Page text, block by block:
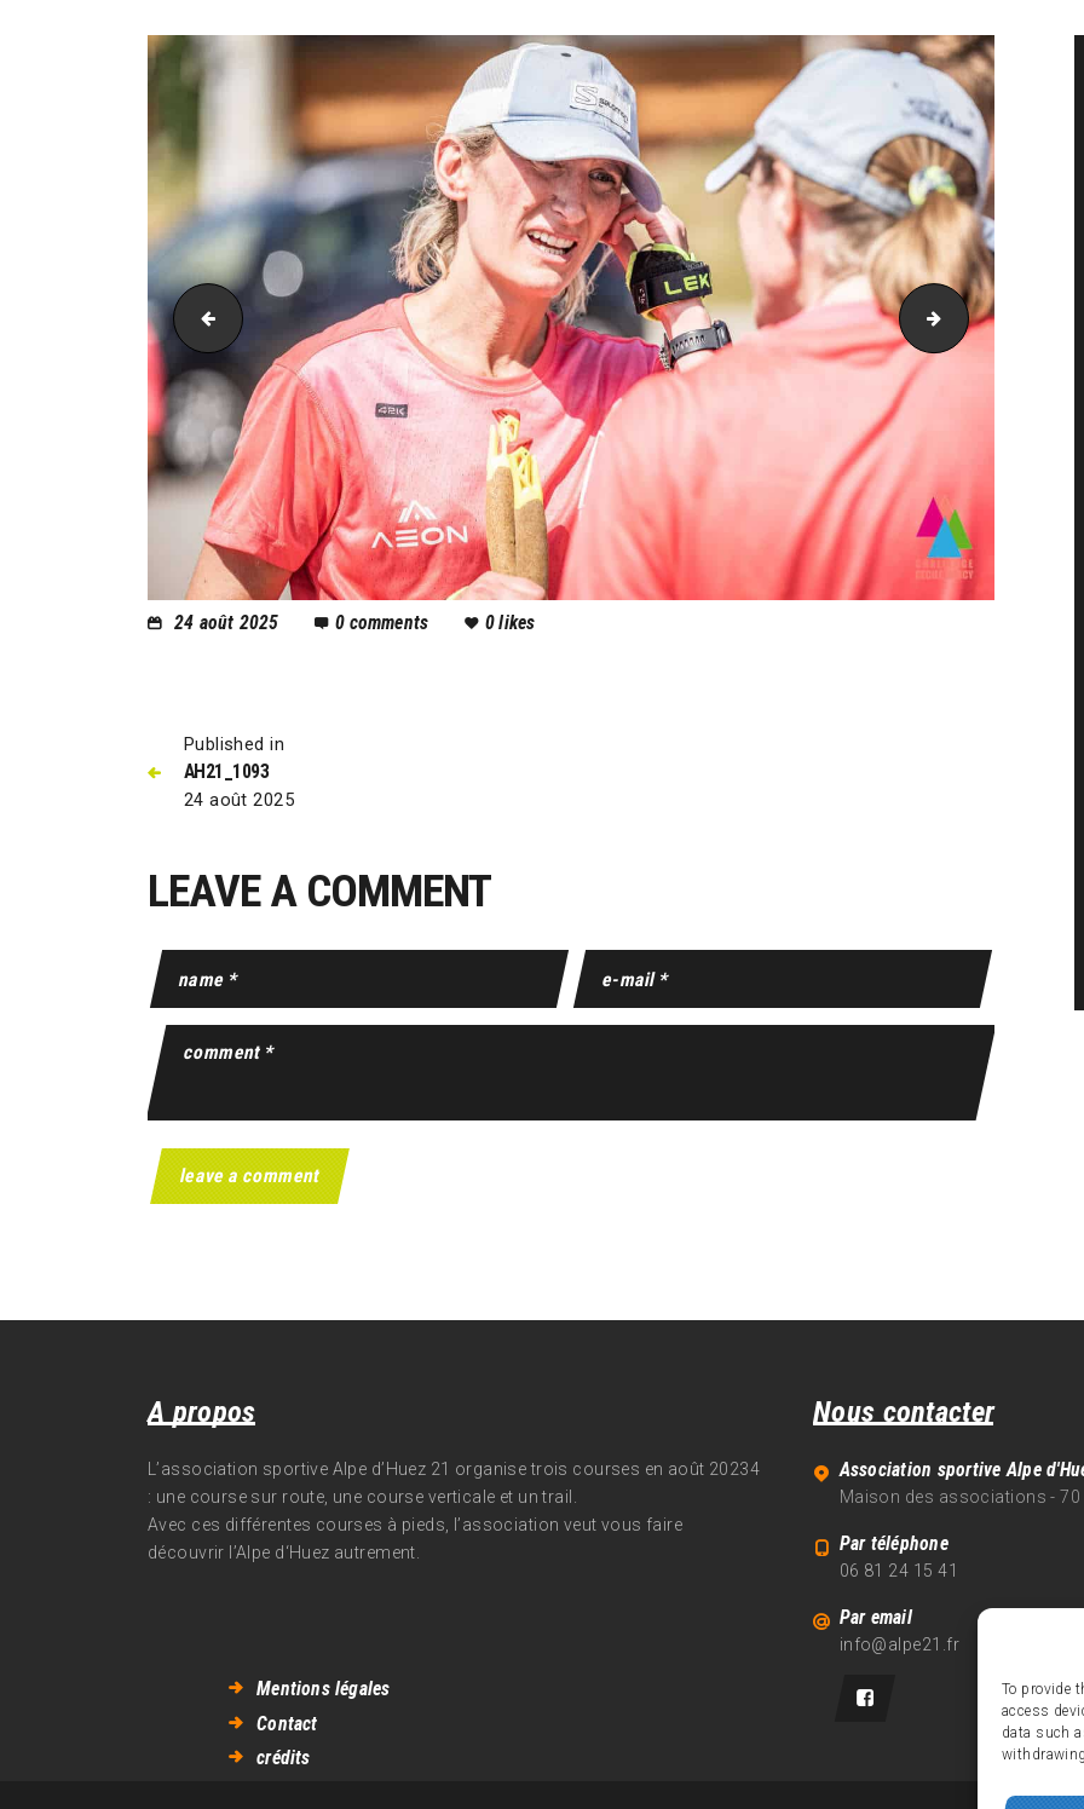
To provide
access
data such
AH21_1069 AH21_1123
24 août 2025 0 comments 0likes
Published in
AH21_1093
24 août 2025
LEAVE A COMMENT
A propos
L’association sportive Alpe d’Huez 21 organise trois courses en août 20234
: une course sur route, une course verticale et un trail.
Avec ces différentes courses à pieds, l’association veut vous faire
découvrir l’Alpe d‘Huez autrement.
Nous contacter
Association sportive Alpe
Maison des associations - 70
Par téléphone
06 81 24 15 41
Par email
info@alpe21.fr
Mentions légales
Contact
crédits